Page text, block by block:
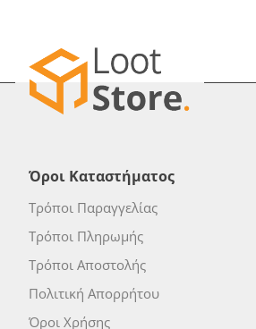
Όροι Καταστήματος
Τρόποι Παραγγελίας
Τρόποι Πληρωμής
Τρόποι Αποστολής
Πολιτική Απορρήτου
Όροι Χρήσης